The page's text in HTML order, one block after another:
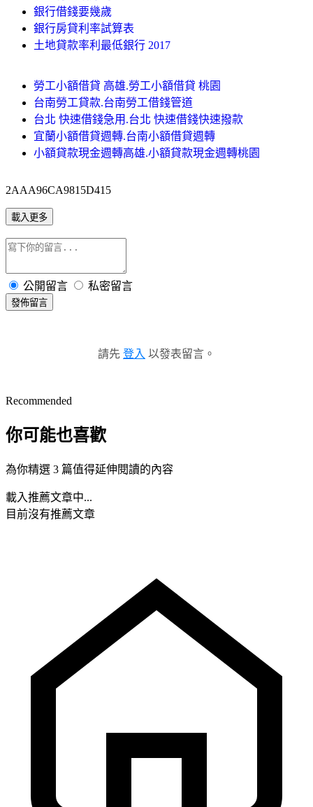
銀行借錢要幾歲
銀行房貸利率試算表
土地貸款率利最低銀行 2017
勞工小額借貸 高雄.勞工小額借貸 桃園
台南勞工貸款.台南勞工借錢管道
台北 快速借錢急用.台北 快速借錢快速撥款
宜蘭小額借貸週轉.台南小額借貸週轉
小額貸款現金週轉高雄.小額貸款現金週轉桃園
2AAA96CA9815D415
載入更多
公開留言 私密留言
發佈留言
請先 登入 以發表留言。
Recommended
你可能也喜歡
為你精選 3 篇值得延伸閱讀的內容
載入推薦文章中...
目前沒有推薦文章